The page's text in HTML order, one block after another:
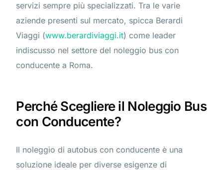
servizi sempre più specializzati. Tra le varie
aziende presenti sul mercato, spicca Berardi
Viaggi (www.berardiviaggi.it) come leader
indiscusso nel settore del noleggio bus con
conducente a Roma.
Perché Scegliere il Noleggio Bus
con Conducente?
Il noleggio di autobus con conducente è una
soluzione ideale per diverse esigenze di